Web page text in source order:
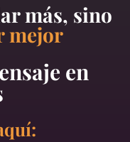
más, sino
mejor
en